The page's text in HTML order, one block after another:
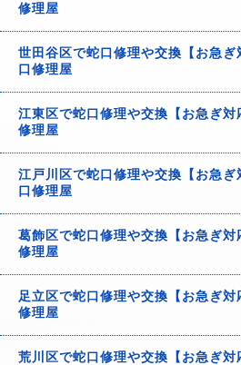
修理屋
世田谷区で蛇口修理や交換【お急
口修理屋
江東区で蛇口修理や交換【お急ぎ
修理屋
江戸川区で蛇口修理や交換【お急
口修理屋
葛飾区で蛇口修理や交換【お急ぎ
修理屋
足立区で蛇口修理や交換【お急ぎ
修理屋
荒川区で蛇口修理や交換【お急ぎ